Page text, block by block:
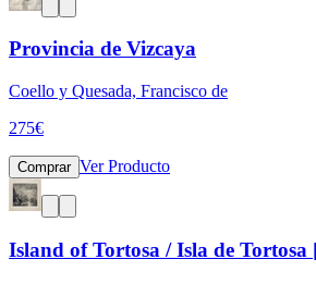
Provincia de Vizcaya
Coello y Quesada, Francisco de
275€
Comprar Ver Producto
Island of Tortosa / Isla de